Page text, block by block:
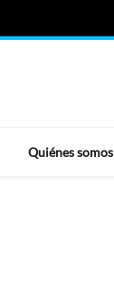
Quiénes somos